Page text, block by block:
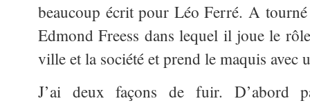
beaucoup écrit pour Léo Ferré. A
Edmond Freess dans lequel il joue le
ville et la société et prend le maquis avec
J’ai deux façons de fuir. D’abord